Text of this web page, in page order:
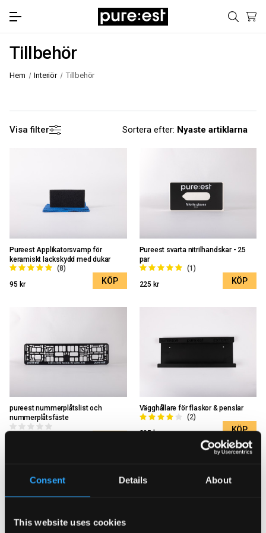
Consent Details About
This website uses cookies
Tillbehör
Hem Interiör Tillbehör
Visa filter Sortera efter:
Pureest Applikatorsvamp för
keramiskt lackskydd med dukar
(8)
95 kr
KÖP
Pureest svarta nitrilhandskar - 25
par
(1)
225 kr
KÖP
pureest nummerplåtslist och
nummerplåtsfäste
Vägghållare för flaskor & penslar
(2)
395 kr
KÖP